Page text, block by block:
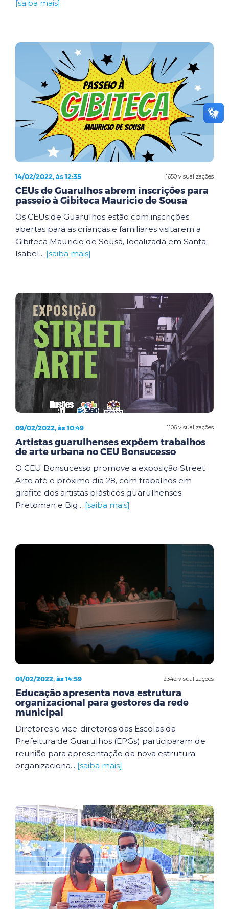
[saiba mais]
1650 visualizações
14/02/2022, às 12:35
CEUs de Guarulhos abrem inscrições para
passeio à Gibiteca Mauricio de Sousa
Os CEUs de Guarulhos estão com inscrições
abertas para as crianças e familiares visitarem a
Gibiteca Mauricio de Sousa, localizada em Santa
Isabel... [saiba mais]
1106 visualizações
09/02/2022, às 10:49
Artistas guarulhenses expõem trabalhos
de arte urbana no CEU Bonsucesso
O CEU Bonsucesso promove a exposição Street
Arte até o próximo dia 28, com trabalhos em
grafite dos artistas plásticos guarulhenses
Pretoman e Big... [saiba mais]
2342 visualizações
01/02/2022, às 14:59
Educação apresenta nova estrutura
organizacional para gestores da rede
municipal
Diretores e vice-diretores das Escolas da
Prefeitura de Guarulhos (EPGs) participaram de
reunião para apresentação da nova estrutura
organizaciona... [saiba mais]